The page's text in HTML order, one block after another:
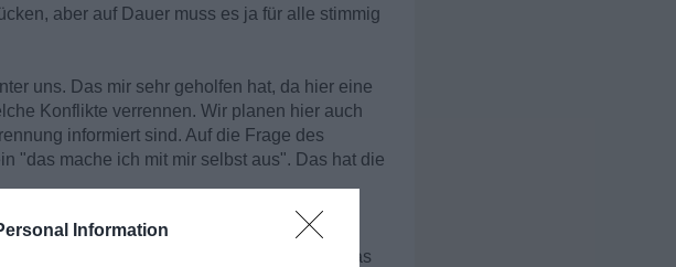
Information
aber auf Dauer muss es ja für alle stimmig
uns. Das mir sehr geholfen hat, da hier eine
Konflikte verrennen. Wir planen hier auch
informiert sind. Auf die Frage des
"das mache ich mit mir selbst aus". Das hat die
jedem seinen privaten Rückzugsraum zu
und Fragenzeichen im Kopf, wie wir das